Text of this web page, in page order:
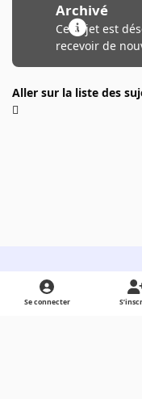
Archivé
Ce sujet est
recevoir de
Aller sur la liste des
Light ModeDark ModeSystem
Se connecter